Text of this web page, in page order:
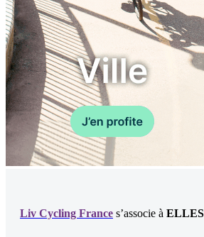
Liv Cycling France s’associe à